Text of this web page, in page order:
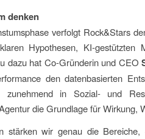
denken
verfolgt Rock&Stars
Hypothesen, KI-gestützten
dazu hat Co-Gründerin und CEO
den datenbasierten
zunehmend in Sozial- und
die Grundlage für Wirkung,
stärken wir genau die